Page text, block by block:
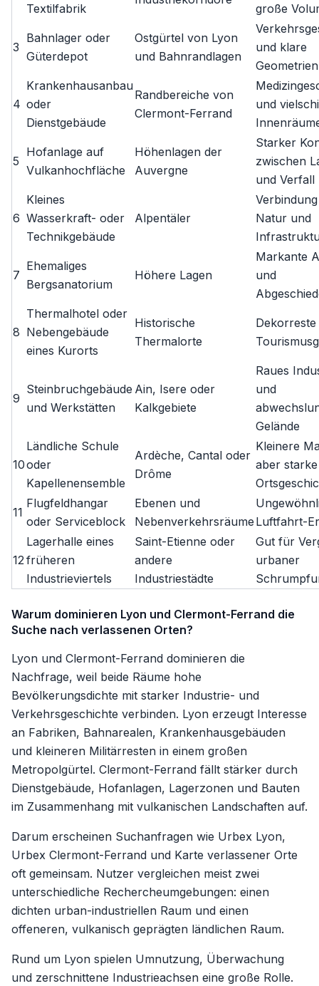
Textilfabrik große
3
Bahnlager oder
Güterdepot
Ostgürtel von Lyon
und Bahnrandlagen
und klare
Geometrien
4
Krankenhausanbau
oder
Dienstgebäude
Randbereiche von
Clermont-Ferrand
und
5
Hofanlage auf
Vulkanhochfläche
Höhenlagen der
Auvergne
Starker
zwischen
und Verfall
6
Kleines
Wasserkraft- oder
Technikgebäude
Alpentäler
Natur und
7
Ehemaliges
Bergsanatorium
Höhere Lagen
Markante
und
8
Thermalhotel oder
Nebengebäude
eines Kurorts
Historische
Thermalorte
9
Steinbruchgebäude
und Werkstätten
Ain, Isere oder
Kalkgebiete
Raues
und
Gelände
10
Ländliche Schule
oder
Kapellenensemble
Ardèche, Cantal oder
Drôme
Kleinere
aber starke
11
Flugfeldhangar
oder Serviceblock
Ebenen und
Nebenverkehrsräume Luftfahrt-
12
Lagerhalle eines
früheren
Industrieviertels
Saint-Etienne oder
andere
Industriestädte
Gut für
urbaner
Warum dominieren Lyon und Clermont-Ferrand die
Suche nach verlassenen Orten?
Lyon und Clermont-Ferrand dominieren die
Nachfrage, weil beide Räume hohe
Bevölkerungsdichte mit starker Industrie- und
Verkehrsgeschichte verbinden. Lyon erzeugt Interesse
an Fabriken, Bahnarealen, Krankenhausgebäuden
und kleineren Militärresten in einem großen
Metropolgürtel. Clermont-Ferrand fällt stärker durch
Dienstgebäude, Hofanlagen, Lagerzonen und Bauten
im Zusammenhang mit vulkanischen Landschaften auf.
Darum erscheinen Suchanfragen wie Urbex Lyon,
Urbex Clermont-Ferrand und Karte verlassener Orte
oft gemeinsam. Nutzer vergleichen meist zwei
unterschiedliche Rechercheumgebungen: einen
dichten urban-industriellen Raum und einen
offeneren, vulkanisch geprägten ländlichen Raum.
Rund um Lyon spielen Umnutzung, Überwachung
und zerschnittene Industrieachsen eine große Rolle.